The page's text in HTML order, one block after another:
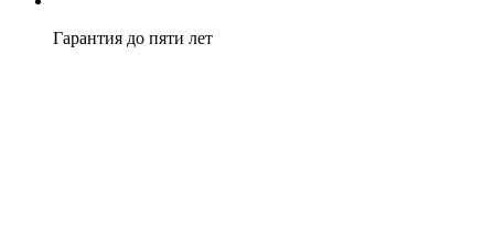
Гарантия до пяти лет